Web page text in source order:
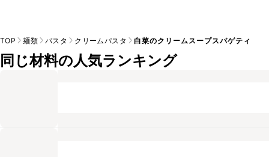
TOP 麺類 パスタ クリームパスタ 白菜のクリームスープスパゲティ
同じ材料の人気ランキング